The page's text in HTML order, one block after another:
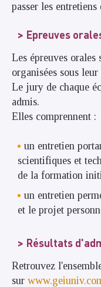
passer les
Epreuves
Les épreuves orales
organisées sous
Le jury de chaque
admis.
Elles comprennent :
un entretien
scientifiques et
de la formation
un entretien
et le projet
Résultats
Retrouvez
sur